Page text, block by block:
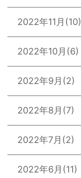
2022年11月 (10)
2022年10月 (6)
2022年9月 (2)
2022年8月 (7)
2022年7月 (2)
2022年6月 (11)